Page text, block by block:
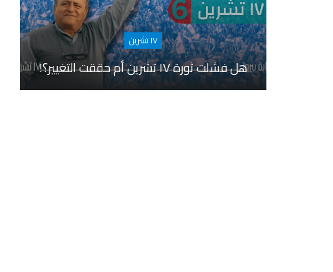
١٧ تشرين
هل فشلت ثورة ١٧ تشرين أم حققت التغيير؟!